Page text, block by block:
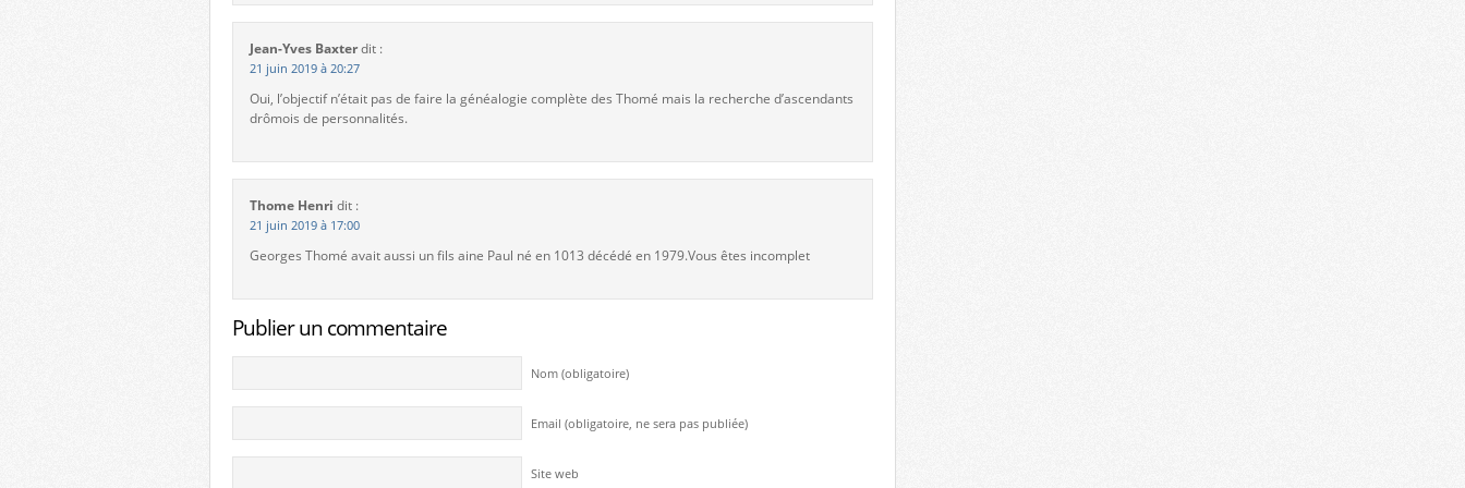
Jean-Yves Baxterdit :
21 juin 2019 à 20:27
Oui, l’objectif n’était pas de faire la généalogie complète des Thomé mais la recherche d’ascendants
drômois de personnalités.
Thome Henri dit :
21 juin 2019 à 17:00
Georges Thomé avait aussi un fils aine Paul né en 1013 décédé en 1979.Vous êtes incomplet
Publier un commentaire
Nom (obligatoire)
Email (obligatoire, ne sera pas publiée)
Site web